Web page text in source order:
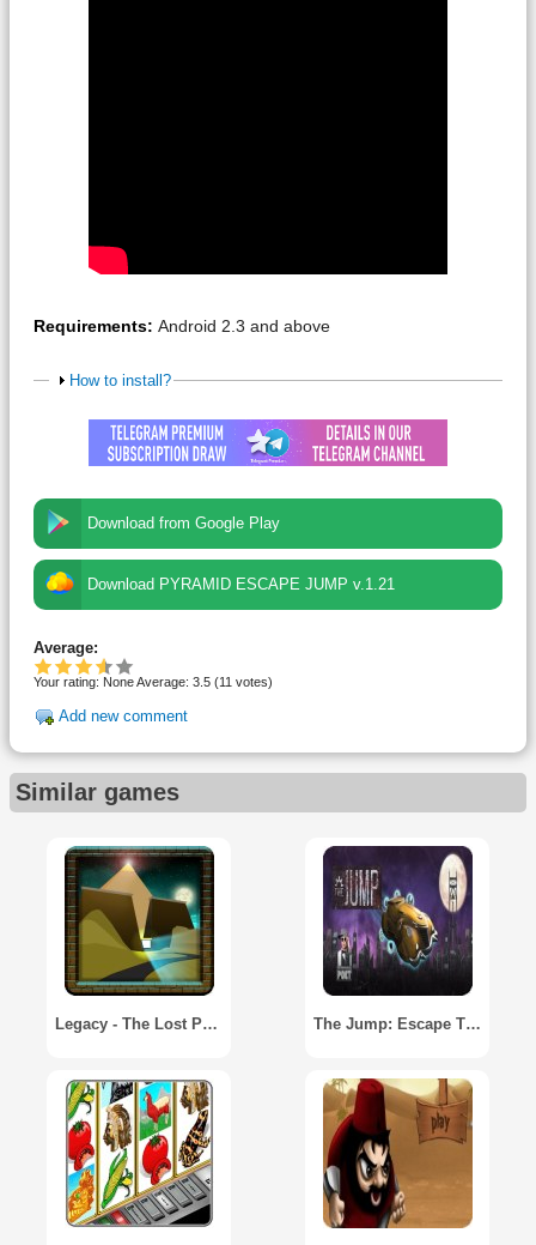
Requirements: Android 2.3 and above
How to install?
Download from Google Play
Download PYRAMID ESCAPE JUMP v.1.21
Average:
Your rating: NoneAverage: 3.5 (11 votes)
Add new comment
Similar games
Legacy - The Lost Pyramid The Jump: Escape The City